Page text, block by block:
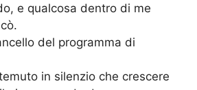
e qualcosa dentro di me
del programma di
in silenzio che crescere